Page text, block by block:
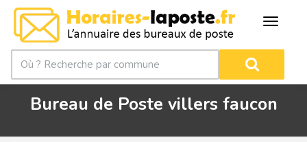
Bureau de Poste villers faucon